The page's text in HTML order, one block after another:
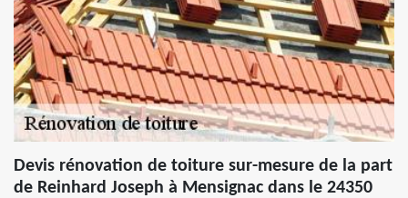
Devis rénovation de toiture sur-mesure de la part
de Reinhard Joseph à Mensignac dans le 24350